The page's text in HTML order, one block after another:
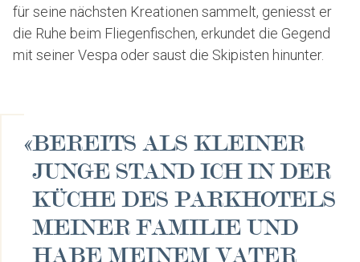
für seine nächsten Kreationen sammelt, geniesst er
die Ruhe beim Fliegenfischen, erkundet die Gegend
mit seiner Vespa oder saust die Skipisten hinunter.
«BEREITS ALS KLEINER
JUNGE STAND ICH IN DER
KÜCHE DES PARKHOTELS
MEINER FAMILIE UND
HABE MEINEM VATER